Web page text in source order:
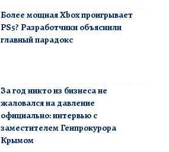
Более мощная Xbox проигрывает
PS5? Разработчики объяснили
главный парадокс
За год никто из бизнеса не
жаловался на давление
официально: интервью с
заместителем Генпрокурора
Крымом